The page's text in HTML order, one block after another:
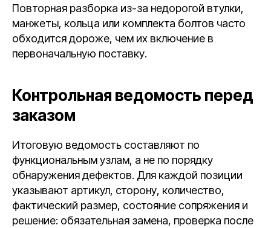
Повторная разборка из-за недорогой втулки,
манжеты, кольца или комплекта болтов часто
обходится дороже, чем их включение в
первоначальную поставку.
Контрольная ведомость перед
заказом
Итоговую ведомость составляют по
функциональным узлам, а не по порядку
обнаружения дефектов. Для каждой позиции
указывают артикул, сторону, количество,
фактический размер, состояние сопряжения и
решение: обязательная замена, проверка после